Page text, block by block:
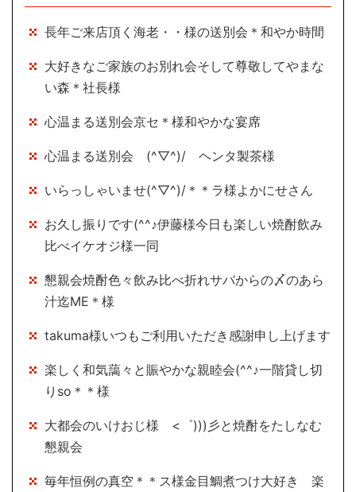
長年ご来店頂く海老・・様の送別会＊和やか時間
大好きなご家族のお別れ会そして尊敬してやまな
い森＊社長様
心温まる送別会京セ＊様和やかな宴席
心温まる送別会 (^▽^)/ ヘンタ製茶様
いらっしゃいませ(^▽^)/＊＊ラ様よかにせさん
お久し振りです(^^♪伊藤様今日も楽しい焼酎飲み
比べイケオジ様一同
懇親会焼酎色々飲み比べ折れサバからの〆のあら
汁迄ME＊様
takuma様いつもご利用いただき感謝申し上げます
楽しく和気藹々と賑やかな親睦会(^^♪一階貸し切
りso＊＊様
大都会のいけおじ様 <゜)))彡と焼酎をたしなむ
懇親会
毎年恒例の真空＊＊ス様金目鯛煮つけ大好き 楽